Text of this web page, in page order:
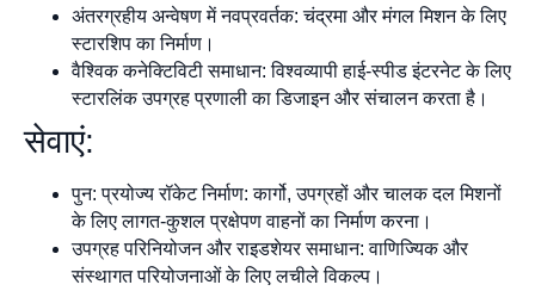
अंतरग्रहीय अन्वेषण में नवप्रवर्तक: चंद्रमा और मंगल मिशन के लिए
स्टारशिप का निर्माण।
वैश्विक कनेक्टिविटी समाधान: विश्वव्यापी हाई-स्पीड इंटरनेट के लिए
स्टारलिंक उपग्रह प्रणाली का डिजाइन और संचालन करता है।
सेवाएं:
पुन: प्रयोज्य रॉकेट निर्माण: कार्गो, उपग्रहों और चालक दल मिशनों
के लिए लागत-कुशल प्रक्षेपण वाहनों का निर्माण करना।
उपग्रह परिनियोजन और राइडशेयर समाधान: वाणिज्यिक और
संस्थागत परियोजनाओं के लिए लचीले विकल्प।